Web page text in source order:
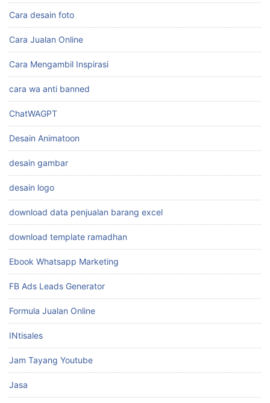
Cara desain foto
Cara Jualan Online
Cara Mengambil Inspirasi
cara wa anti banned
ChatWAGPT
Desain Animatoon
desain gambar
desain logo
download data penjualan barang excel
download template ramadhan
Ebook Whatsapp Marketing
FB Ads Leads Generator
Formula Jualan Online
INtisales
Jam Tayang Youtube
Jasa